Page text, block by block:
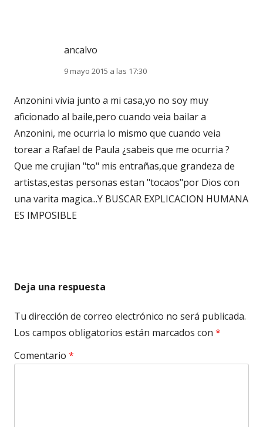
ancalvo
9 mayo 2015 a las 17:30
Anzonini vivia junto a mi casa,yo no soy muy
aficionado al baile,pero cuando veia bailar a
Anzonini, me ocurria lo mismo que cuando veia
torear a Rafael de Paula ¿sabeis que me ocurria ?
Que me crujian "to" mis entrañas,que grandeza de
artistas,estas personas estan "tocaos"por Dios con
una varita magica...Y BUSCAR EXPLICACION HUMANA
ES IMPOSIBLE
Deja una respuesta
Tu dirección de correo electrónico no será publicada.
Los campos obligatorios están marcados con *
Comentario *